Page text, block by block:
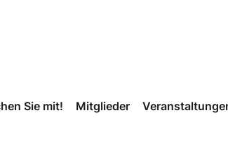
Sie mit! Mitglieder